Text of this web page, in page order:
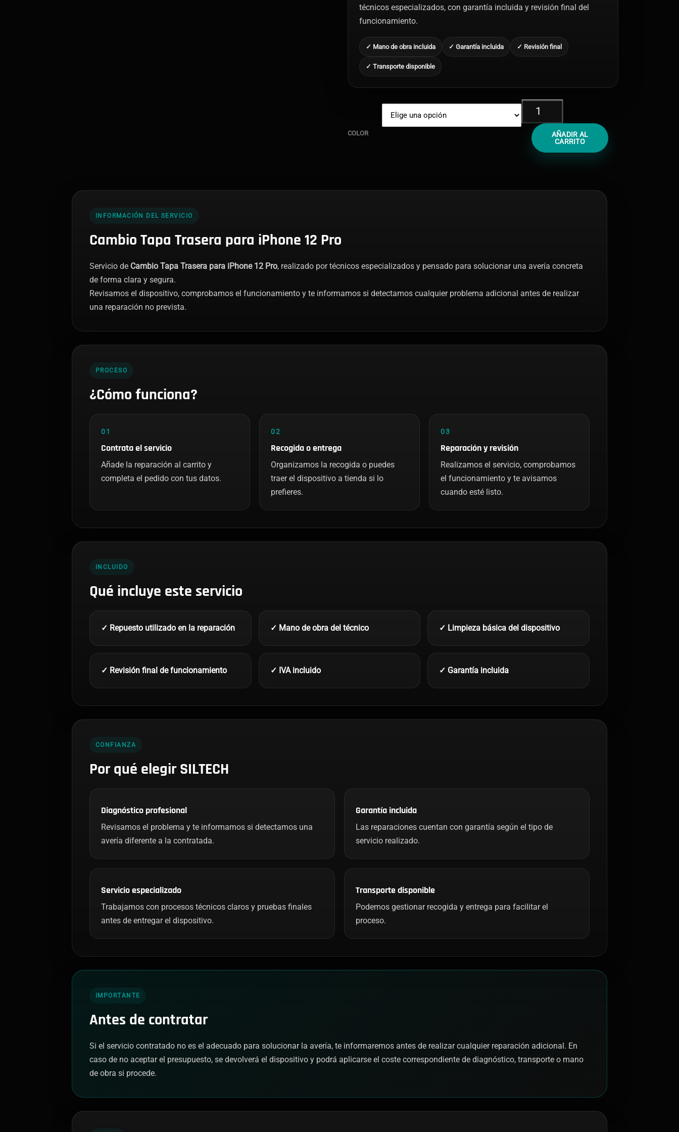
técnicos especializados, con garantía incluida y revisión final del
funcionamiento.
✓ Mano de obra incluida ✓ Garantía incluida ✓ Revisión final
✓ Transporte disponible
COLOR
Cambio
Tapa
Trasera
iPhone
AÑADIR AL
CARRITO
INFORMACIÓN DEL SERVICIO
Cambio Tapa Trasera para iPhone 12 Pro
Servicio de Cambio Tapa Trasera para iPhone 12 Pro, realizado por técnicos especializados y pensado para solucionar una avería concreta
de forma clara y segura.
Revisamos el dispositivo, comprobamos el funcionamiento y te informamos si detectamos cualquier problema adicional antes de realizar
una reparación no prevista.
PROCESO
¿Cómo funciona?
01
Contrata el servicio
Añade la reparación al carrito y
completa el pedido con tus datos.
02
Recogida o entrega
Organizamos la recogida o puedes
traer el dispositivo a tienda si lo
prefieres.
03
Reparación y revisión
Realizamos el servicio, comprobamos
el funcionamiento y te avisamos
cuando esté listo.
INCLUIDO
Qué incluye este servicio
✓ Repuesto utilizado en la reparación ✓ Mano de obra del técnico ✓ Limpieza básica del dispositivo
✓ Revisión final de funcionamiento ✓ IVA incluido ✓ Garantía incluida
CONFIANZA
Por qué elegir SILTECH
Diagnóstico profesional
Revisamos el problema y te informamos si detectamos una
avería diferente a la contratada.
Garantía incluida
Las reparaciones cuentan con garantía según el tipo de
servicio realizado.
Servicio especializado
Trabajamos con procesos técnicos claros y pruebas finales
antes de entregar el dispositivo.
Transporte disponible
Podemos gestionar recogida y entrega para facilitar el
proceso.
IMPORTANTE
Antes de contratar
Si el servicio contratado no es el adecuado para solucionar la avería, te informaremos antes de realizar cualquier reparación adicional. En
caso de no aceptar el presupuesto, se devolverá el dispositivo y podrá aplicarse el coste correspondiente de diagnóstico, transporte o mano
de obra si procede.